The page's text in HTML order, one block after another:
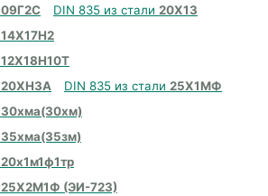
09Г2С DIN 835 из стали 20Х13
14Х17Н2
12Х18Н10Т
20ХН3А DIN 835 из стали 25Х1МФ
30хма(30хм)
35хма(35зм)
20х1м1ф1тр
25Х2М1Ф (ЭИ-723)